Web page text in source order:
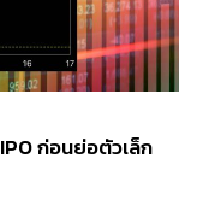
ก่อนย่อตัวเล็ก